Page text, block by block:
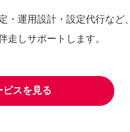
・運用設計・設定代行など、
走しサポートします。
ビスを見る